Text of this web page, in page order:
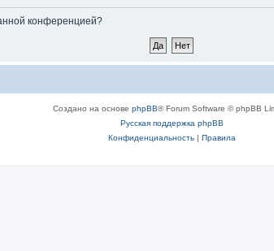
конференцией?
Создано на основе phpBB® Forum Software © phpBB
Русская поддержка phpBB
Конфиденциальность| Правила